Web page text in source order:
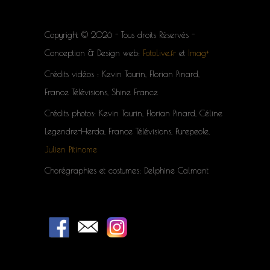
Copyright © 2026 - Tous droits Réservés -
Conception & Design web: FotoLive.fr et Imag+
Crédits vidéos : Kevin Taurin, Florian Pinard,
France Télévisions, Shine France
Crédits photos: Kevin Taurin, Florian Pinard, Céline
Legendre-Herda, France Télévisions, Purepeole,
Julien Pitinome
Chorégraphies et costumes: Delphine Calmant